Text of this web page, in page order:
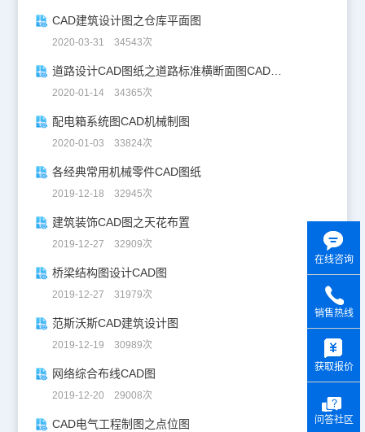
CAD建筑设计图之仓库平面图
2020-03-31 34543次
道路设计CAD图纸之道路标准横断面图CAD图纸
2020-01-14 34365次
配电箱系统图CAD机械制图
2020-01-03 33824次
各经典常用机械零件CAD图纸
2019-12-18 32945次
建筑装饰CAD图之天花布置
2019-12-27 32909次
桥梁结构图设计CAD图
2019-12-27 31979次
范斯沃斯CAD建筑设计图
2019-12-19 30989次
网络综合布线CAD图
2019-12-20 29008次
CAD电气工程制图之点位图
在线咨询
销售热线
获取报价
问答社区